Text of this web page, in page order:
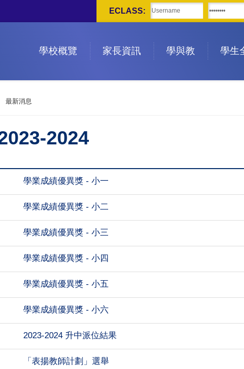
ECLASS:
學校概覽 家長資訊 學與教 學生
最新消息
2024
學業成績優異獎 - 小一
學業成績優異獎 - 小二
學業成績優異獎 - 小三
學業成績優異獎 - 小四
學業成績優異獎 - 小五
學業成績優異獎 - 小六
2023-2024 升中派位結果
「表揚教師計劃」選舉